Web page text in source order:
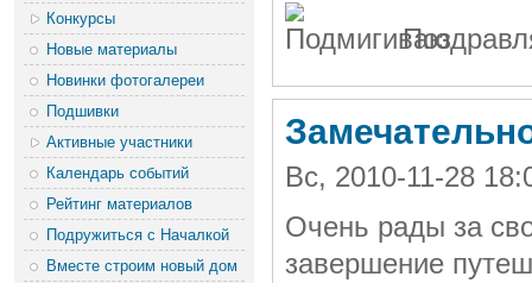
Конкурсы
Новые материалы
Новинки фотогалереи
Подшивки
Активные участники
Календарь событий
Рейтинг материалов
Подружиться с Началкой
Вместе строим новый дом
Вс, 2010-11-28
Очень рады за
завершение